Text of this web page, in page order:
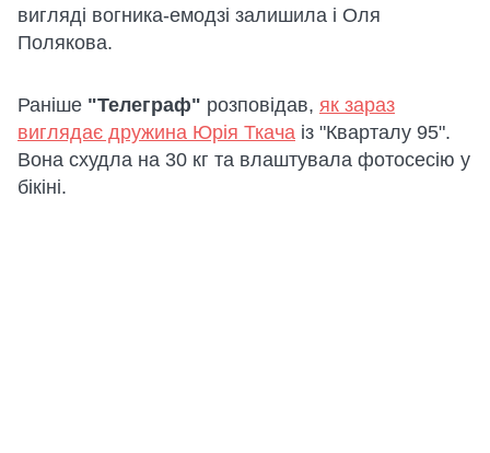
вигляді вогника-емодзі залишила і Оля
Полякова.
Раніше "Телеграф" розповідав, як зараз
виглядає дружина Юрія Ткача із "Кварталу 95".
Вона схудла на 30 кг та влаштувала фотосесію у
бікіні.